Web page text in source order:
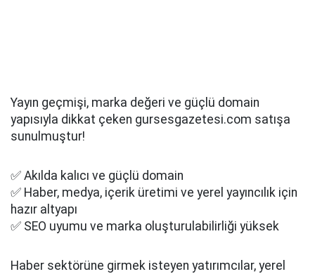
Yayın geçmişi, marka değeri ve güçlü domain
yapısıyla dikkat çeken gursesgazetesi.com satışa
sunulmuştur!
✅ Akılda kalıcı ve güçlü domain
✅ Haber, medya, içerik üretimi ve yerel yayıncılık için
hazır altyapı
✅ SEO uyumu ve marka oluşturulabilirliği yüksek
Haber sektörüne girmek isteyen yatırımcılar, yerel